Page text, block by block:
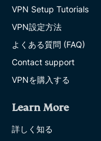
VPN Setup Tutorials
VPN設定方法
よくある質問 (FAQ)
Contact support
VPNを購入する
Learn More
詳しく知る